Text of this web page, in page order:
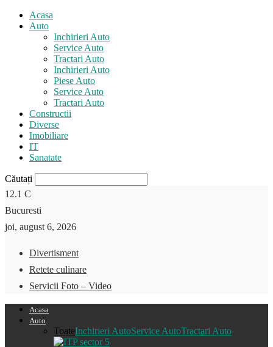
Acasa
Auto
Inchirieri Auto
Service Auto
Tractari Auto
Inchirieri Auto
Piese Auto
Service Auto
Tractari Auto
Constructii
Diverse
Imobiliare
IT
Sanatate
Căutați
12.1 C
Bucuresti
joi, august 6, 2026
Divertisment
Retete culinare
Servicii Foto – Video
Acasa
Auto
ToateInchirieri AutoService AutoTractari Auto